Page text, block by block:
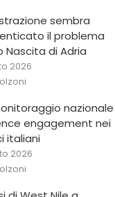
sembra
il problema
Nascita di Adria
2026
nazionale
engagement nei
italiani
2026